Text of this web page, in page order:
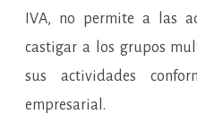
IVA, no permite a las
castigar a los grupos
sus actividades
empresarial.